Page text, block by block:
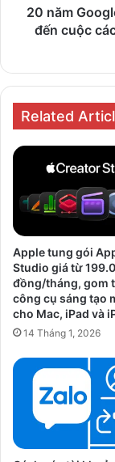
thuật
cách
dẫn
đường
của
internet
20 năm
đến cuộc
Related
Apple tung gói
Studio giá từ
đồng/tháng, gom
công cụ sáng tạo
cho Mac, iPad và
14 Tháng 1, 2026